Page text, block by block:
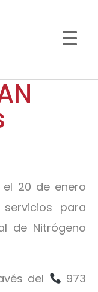
20 de enero
para
de Nitrógeno
del
973